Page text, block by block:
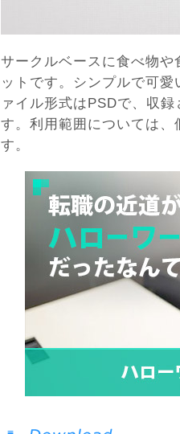
サークルベースに食べ物
ットです。シンプルで可
ァイル形式はPSDで、収
す。利用範囲については
す。